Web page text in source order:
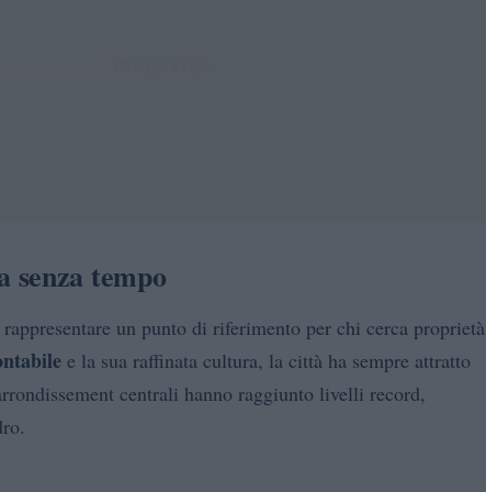
senza tempo
un punto di riferimento per chi cerca proprietà
e la sua raffinata cultura, la città ha sempre attratto
centrali hanno raggiunto livelli record,